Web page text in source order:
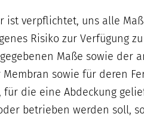
ist verpflichtet, uns alle
Risiko zur Verfügung
Maße sowie der
sowie für deren
für die eine Abdeckung
betrieben werden soll,